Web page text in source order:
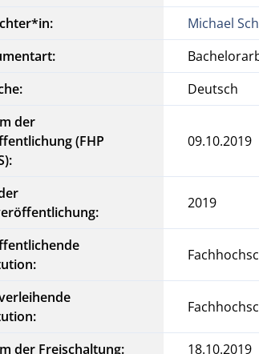
Michael
Deutsch
der
(FHP
09.10.2019
2019
der Freischaltung:
18.10.2019